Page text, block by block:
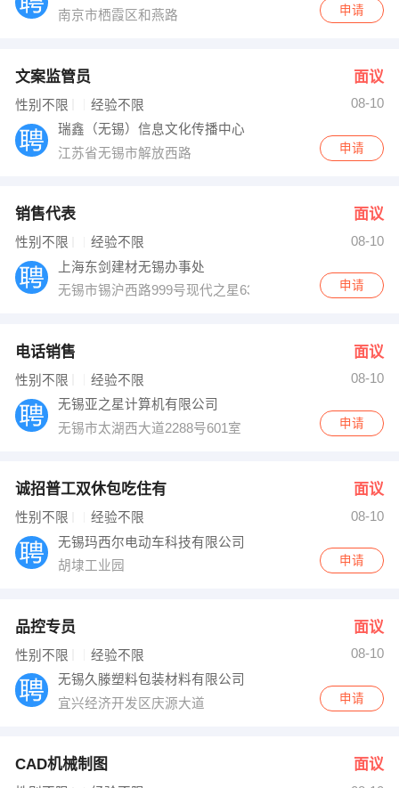
南京市栖霞区和燕路
申请
文案监管员 面议
性别不限 经验不限
08-10
瑞鑫（无锡）信息文化传播中心
江苏省无锡市解放西路
申请
销售代表 面议
性别不限 经验不限
08-10
上海东剑建材无锡办事处
无锡市锡沪西路999号现代之星638室
申请
电话销售 面议
性别不限 经验不限
08-10
无锡亚之星计算机有限公司
无锡市太湖西大道2288号601室
申请
诚招普工双休包吃住有 面议
性别不限 经验不限
08-10
无锡玛西尔电动车科技有限公司
胡埭工业园
申请
品控专员 面议
性别不限 经验不限
08-10
无锡久滕塑料包装材料有限公司
宜兴经济开发区庆源大道
申请
CAD机械制图 面议